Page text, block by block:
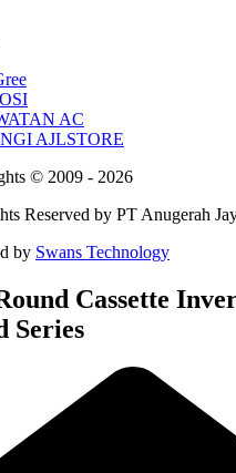
AC
AJLSTORE
© 2009 - 2026
Reserved by PT Anugerah
by Swans Technology
Cassette
Series